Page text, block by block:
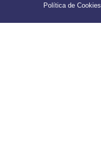
Política de Cookies